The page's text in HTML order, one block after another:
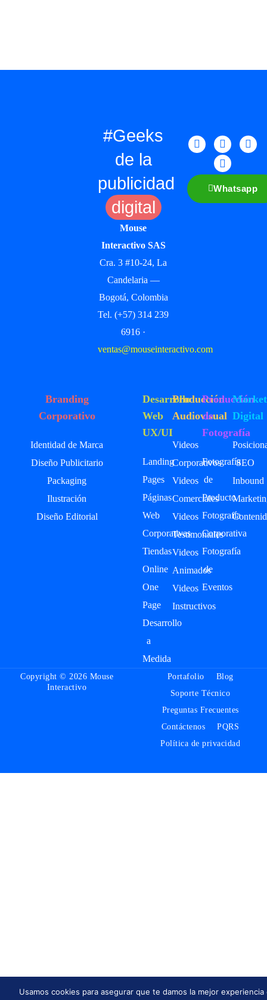
#Geeks
de la
publicidad
digital
Mouse
Interactivo SAS
Cra. 3 #10-24, La
Candelaria —
Bogotá, Colombia
Tel. (+57) 314 239
6916 ·
ventas@mouseinteractivo.com
Whatsapp
Branding
Corporativo
Identidad de Marca
Diseño Publicitario
Packaging
Ilustración
Diseño Editorial
Desarrollo
Web
UX/UI
Landing
Pages
Páginas
Web
Corporativas
Tiendas
Online
One
Page
Desarrollo
a
Medida
Producción
Audiovisual
Videos
Corporativos
Videos
Comerciales
Videos
Testimoniales
Videos
Animados
Videos
Instructivos
Producción
de
Fotografía
Fotografía
de
Producto
Fotografía
Corporativa
Fotografía
de
Eventos
Digital
SEO
Inbound
Copyright © 2026 Mouse
Interactivo
Portafolio
Blog
Soporte Técnico
Preguntas Frecuentes
Contáctenos
PQRS
Política de privacidad
Usamos cookies para asegurar que te damos la mejor experiencia